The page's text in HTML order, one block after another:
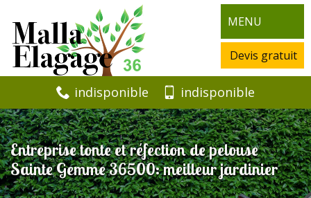
MENU
Devis gratuit
indisponible indisponible
Entreprise tonte et réfection de pelouse
Sainte Gemme 36500: meilleur jardinier